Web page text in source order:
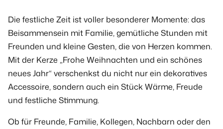
Die festliche Zeit ist voller besonderer Momente: das
Beisammensein mit Familie, gemütliche Stunden mit
Freunden und kleine Gesten, die von Herzen kommen.
Mit der Kerze „Frohe Weihnachten und ein schönes
neues Jahr“ verschenkst du nicht nur ein dekoratives
Accessoire, sondern auch ein Stück Wärme, Freude
und festliche Stimmung.
Ob für Freunde, Familie, Kollegen, Nachbarn oder den